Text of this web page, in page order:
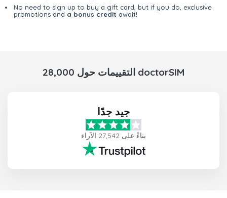
No need to sign up to buy a gift card, but if you do, exclusive
promotions and a bonus credit await!
28,000 التقييمات حول doctorSIM
جيد جدًا
بناءً على 27,542 الآراء